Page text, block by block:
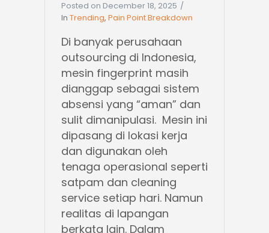
Posted on December 18, 2025
In Trending, Pain Point Breakdown
Di banyak perusahaan
outsourcing di Indonesia,
mesin fingerprint masih
dianggap sebagai sistem
absensi yang “aman” dan
sulit dimanipulasi. Mesin ini
dipasang di lokasi kerja
dan digunakan oleh
tenaga operasional seperti
satpam dan cleaning
service setiap hari. Namun
realitas di lapangan
berkata lain. Dalam